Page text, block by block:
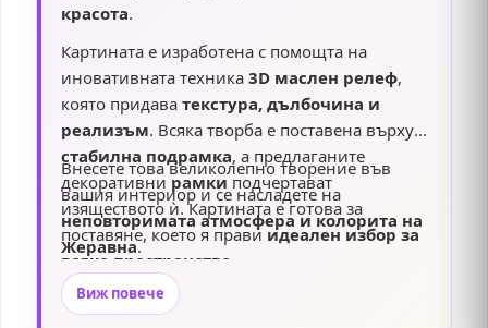
красота.
Картината е изработена с помощта на
иновативната техника 3D маслен релеф,
която придава текстура, дълбочина и
реализъм. Всяка творба е поставена върху
стабилна подрамка, а предлаганите
декоративни рамки подчертават
изяществото ѝ. Картината е готова за
поставяне, което я прави идеален избор за
всяко пространство
Внесете това великолепно творение във
вашия интериор и се насладете на
неповторимата атмосфера и колорита на
Жеравна.
Виж повече